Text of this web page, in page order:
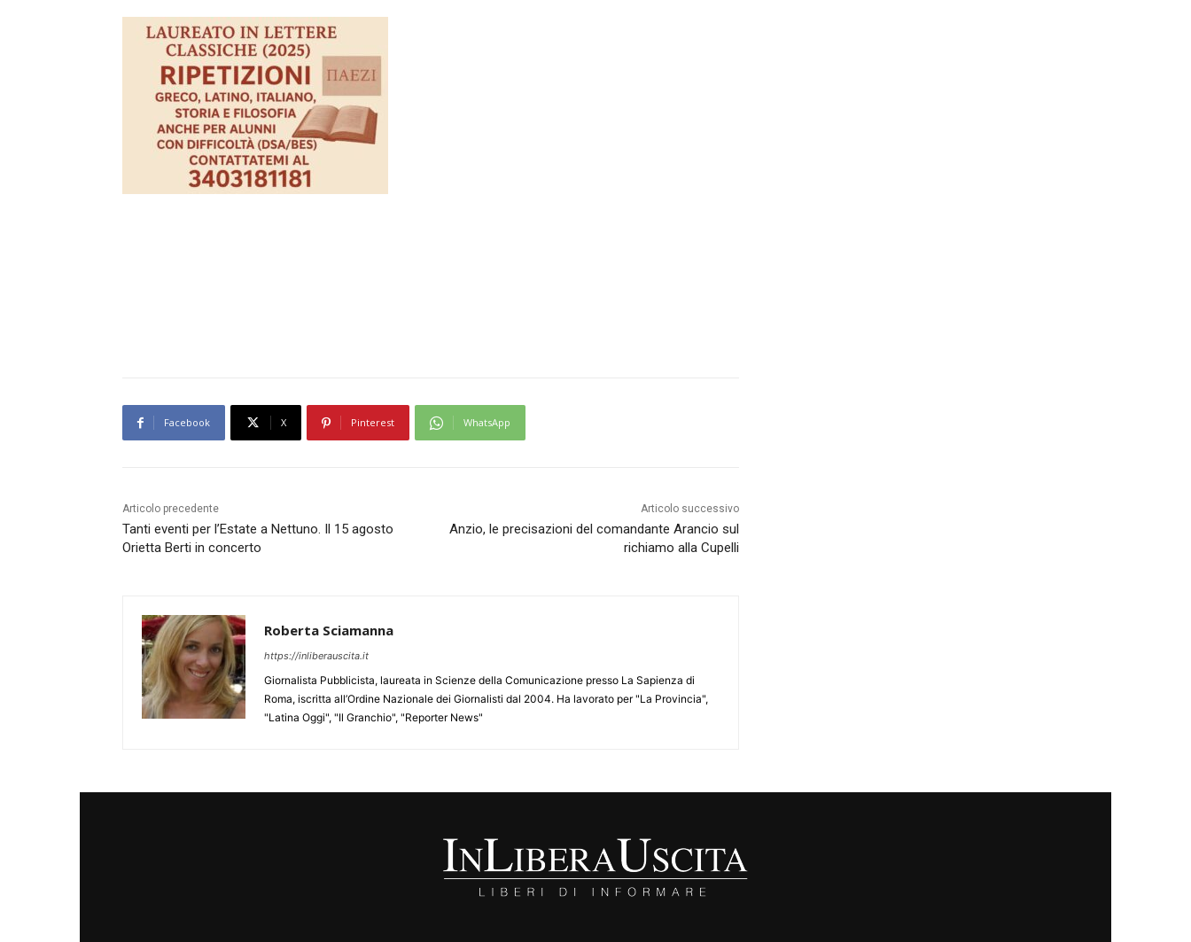
Facebook X Pinterest WhatsApp
Articolo precedente
Tanti eventi per l’Estate a Nettuno. Il 15 agosto
Orietta Berti in concerto
Articolo successivo
Anzio, le precisazioni del comandante Arancio sul
richiamo alla Cupelli
Roberta Sciamanna
https://inliberauscita.it
Giornalista Pubblicista, laureata in Scienze della Comunicazione presso La Sapienza di
Roma, iscritta all’Ordine Nazionale dei Giornalisti dal 2004. Ha lavorato per "La Provincia",
"Latina Oggi", "Il Granchio", "Reporter News"